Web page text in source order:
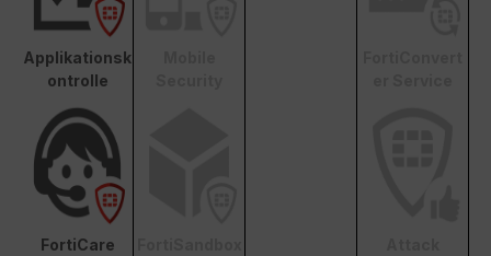
Applikationsk
ontrolle
FortiCare